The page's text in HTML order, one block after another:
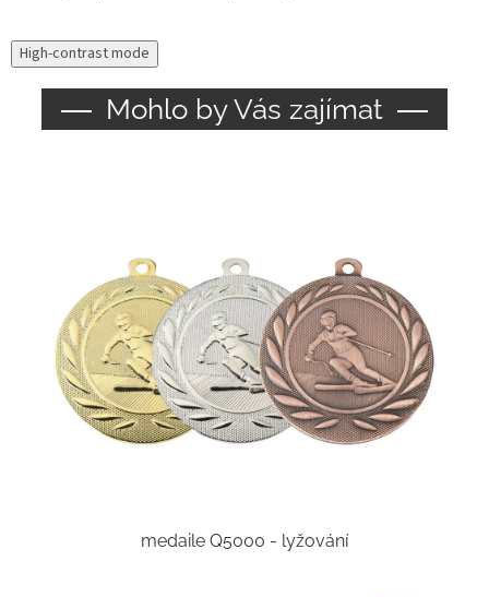
High-contrast mode
Mohlo by Vás zajímat
medaile Q5000 - lyžování